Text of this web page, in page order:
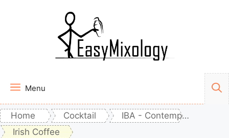
Menu
Home Cocktail
IBA - Contemporary Classics
Irish Coffee